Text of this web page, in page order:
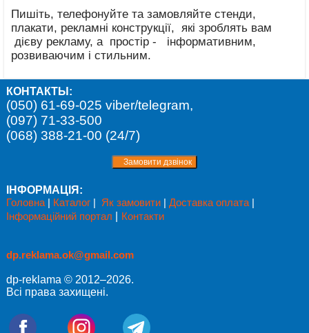
Пишіть, телефонуйте та замовляйте стенди,
плакати, рекламні конструкції, які зроблять вам
дієву рекламу, а простір - інформативним,
розвиваючим і стильним.
КОНТАКТЫ:
(050) 61-69-025 viber/telegram,
(097) 71-33-500
(068) 388-21-00 (24/7)
ІНФОРМАЦІЯ:
Головна| Каталог| Як замовити| Доставка оплата|
Інформаційний портал
Контакти
dp.reklama.ok@gmail.com
dp-reklama © 2012–2026.
Всі права захищені.